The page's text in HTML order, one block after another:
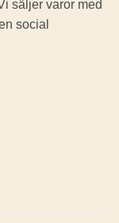
säljer varor med
social